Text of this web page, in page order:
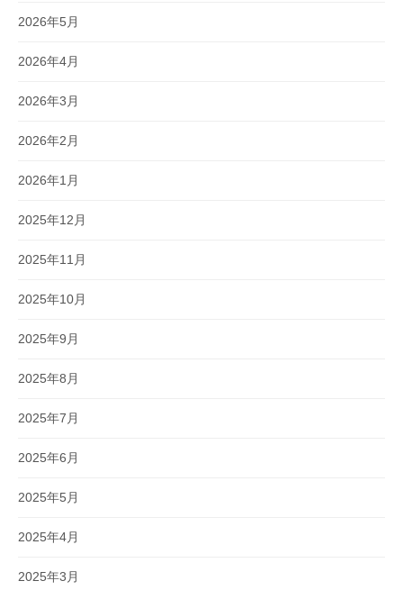
2026年5月
2026年4月
2026年3月
2026年2月
2026年1月
2025年12月
2025年11月
2025年10月
2025年9月
2025年8月
2025年7月
2025年6月
2025年5月
2025年4月
2025年3月